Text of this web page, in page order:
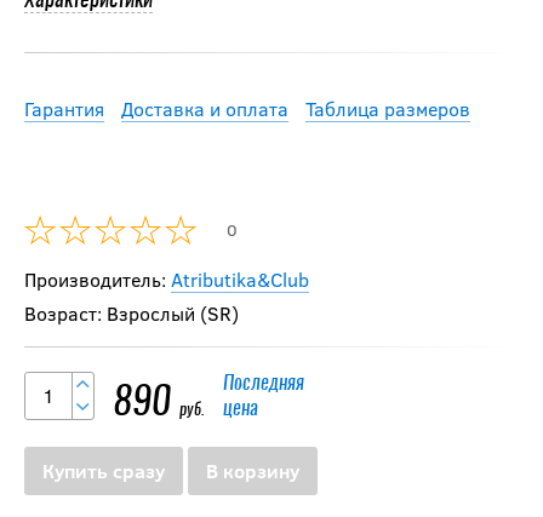
Гарантия Доставка и оплата Таблица размеров
0
Производитель: Atributika&Club
Возраст: Взрослый (SR)
890 руб.
Последняя
цена
Купить сразу В корзину